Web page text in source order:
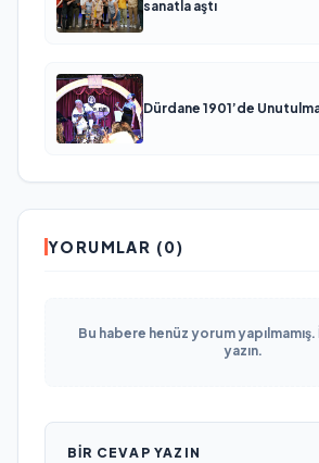
sanatla aştı
Dürdane 1901’de
YORUMLAR (0)
Bu habere henüz yorum
yazın.
BIR CEVAP YAZIN